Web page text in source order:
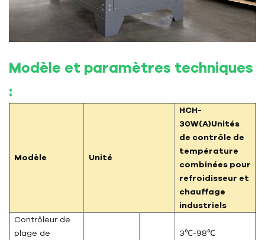
Modèle et paramètres techniques
:
Modèle Unité
HCH-
30W(A)Unités
de contrôle de
température
combinées pour
refroidisseur et
chauffage
industriels
Contrôleur de
plage de
3℃-98℃